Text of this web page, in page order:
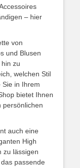
– hier
von
und Blusen
zu
welchen Stil
Sie in Ihrem
bietet Ihnen
persönlichen
auch eine
High
zu lässigen
passende